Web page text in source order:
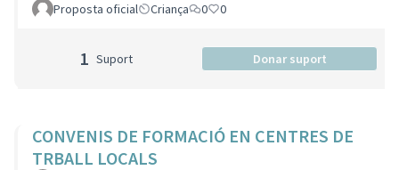
Proposta oficial Criança 0 0
1 Suport Donar suport
CONVENIS DE FORMACIÓ EN CENTRES DE
TRBALL LOCALS